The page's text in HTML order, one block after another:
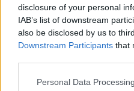
disclosure of your personal
IAB’s list of downstream
also be disclosed by us to
Downstream Participants that
Personal Data
La marcia dell’UNICEF
con gli studenti delle
Scuole Primarie di
In "Eventi"